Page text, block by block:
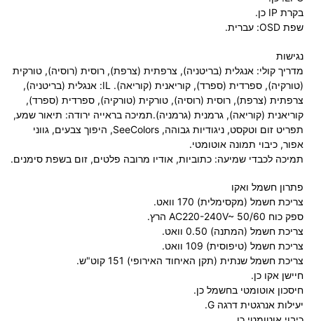
בקרת IP כן.
שפת OSD: עברית.
נגישות
מדריך קולי: אנגלית (בריטניה), צרפתית (צרפת), רוסית (רוסיה), טורקית
(טורקיה), ספרדית (ספרד), קוריאנית (קוריאה). IL: אנגלית (בריטניה),
צרפתית (צרפת), רוסית (רוסיה), טורקית (טורקיה), ספרדית (ספרד),
קוריאנית (קוריאה), גרמנית (גרמניה).תמיכה בראייה ירודה: תיאור שמע,
תפריט זום וטקסט, ניגודיות גבוהה, SeeColors, היפוך צבעים, גווני
אפור, כיבוי תמונה אוטומטי.
תמיכה לכבדי שמיעה: כתוביות, אודיו מרובה פלטים, זום בשפת סימנים.
פתרון חשמל ואקו
צריכת חשמל (מקסימלית) 170 וואט.
ספק כוח AC220-240V~ 50/60 הרץ.
צריכת חשמל (המתנה) 0.50 וואט.
צריכת חשמל (טיפוסית) 109 וואט.
צריכת חשמל שנתית (תקן האיחוד האירופי) 151 קוט"ש.
חיישן אקו כן.
חיסכון אוטומטי בחשמל כן.
יעילות אנרגטית דרגה G.